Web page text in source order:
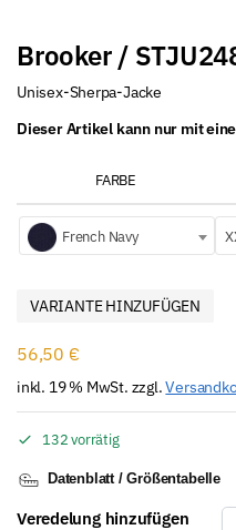
Brooker /
Unisex-Sherpa-Jacke
Dieser Artikel kann nur mit
FARBE
French Navy
VARIANTE HINZUFÜGEN
56,50 €
inkl. 19 % MwSt. zzgl.
132 vorrätig
Datenblatt / Größentabelle
Veredelung hinzufügen